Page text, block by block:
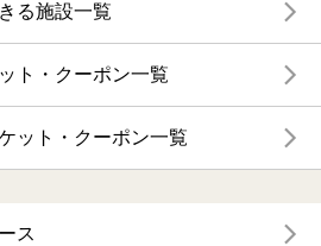
る施設一覧
ト・クーポン一覧
ット・クーポン一覧
ス